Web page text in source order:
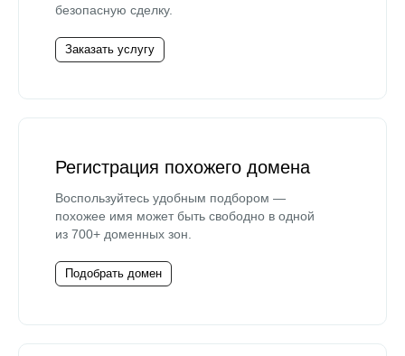
безопасную сделку.
Заказать услугу
Регистрация похожего домена
Воспользуйтесь удобным подбором —
похожее имя может быть свободно в одной
из 700+ доменных зон.
Подобрать домен